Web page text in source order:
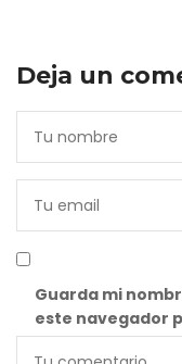
Deja un
Guarda mi
este navegador